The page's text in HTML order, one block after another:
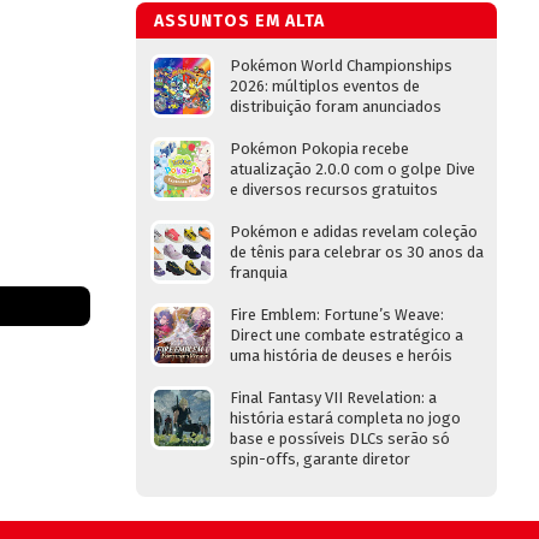
ASSUNTOS EM ALTA
Pokémon World Championships
2026: múltiplos eventos de
distribuição foram anunciados
Pokémon Pokopia recebe
atualização 2.0.0 com o golpe Dive
e diversos recursos gratuitos
Pokémon e adidas revelam coleção
de tênis para celebrar os 30 anos da
franquia
Fire Emblem: Fortune’s Weave:
Direct une combate estratégico a
uma história de deuses e heróis
Final Fantasy VII Revelation: a
história estará completa no jogo
base e possíveis DLCs serão só
spin-offs, garante diretor